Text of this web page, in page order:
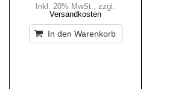
Inkl. 20% MwSt., zzgl.
Versandkosten
In den Warenkorb